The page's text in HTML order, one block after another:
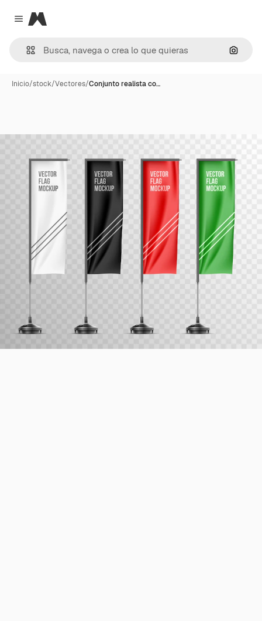
Close menu
Magnific
Inicio/stock/Vectores/Conjunto realista co…